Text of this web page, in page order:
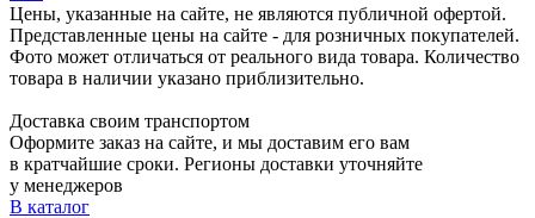
Цены, указанные на сайте, не являются публичной офертой.
Представленные цены на сайте - для розничных покупателей.
Фото может отличаться от реального вида товара. Количество
товара в наличии указано приблизительно.
Доставка своим транспортом
Оформите заказ на сайте, и мы доставим его вам
в кратчайшие сроки. Регионы доставки уточняйте
у менеджеров
В каталог